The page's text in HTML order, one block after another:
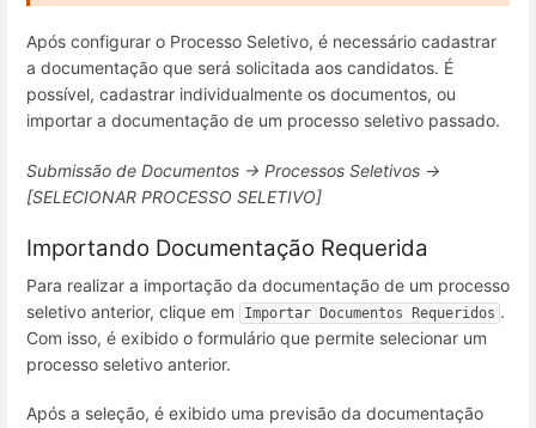
Após configurar o Processo Seletivo, é necessário cadastrar
a documentação que será solicitada aos candidatos. É
possível, cadastrar individualmente os documentos, ou
importar a documentação de um processo seletivo passado.
Submissão de Documentos → Processos Seletivos →
[SELECIONAR PROCESSO SELETIVO]
Importando Documentação Requerida
Para realizar a importação da documentação de um processo
seletivo anterior, clique em
Importar Documentos Requeridos .
Com isso, é exibido o formulário que permite selecionar um
processo seletivo anterior.
Após a seleção, é exibido uma previsão da documentação